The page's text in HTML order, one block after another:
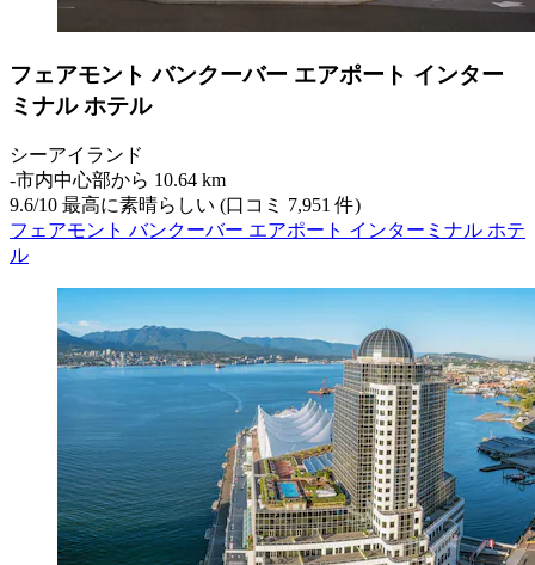
フェアモント バンクーバー エアポート インター
ミナル ホテル
シーアイランド
‐市内中心部から 10.64 km
9.6/10 最高に素晴らしい (口コミ 7,951 件)
フェアモント バンクーバー エアポート インターミナル ホテ
ル